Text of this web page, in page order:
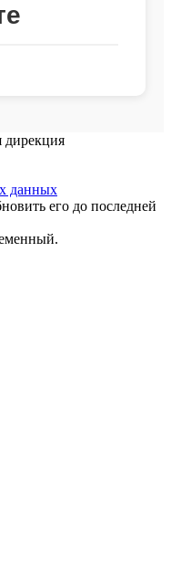
дирекция
данных
его до последней